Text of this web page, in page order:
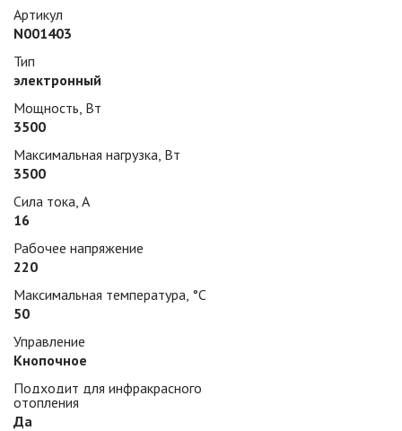
Артикул
N001403
Тип
электронный
Мощность, Вт
3500
Максимальная нагрузка, Вт
3500
Сила тока, А
16
Рабочее напряжение
220
Максимальная температура, °С
50
Управление
Кнопочное
Подходит для инфракрасного
отопления
Да